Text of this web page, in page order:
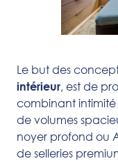
Le but des
intérieur, est de
combinant intimité
de volumes
noyer profond ou
de selleries